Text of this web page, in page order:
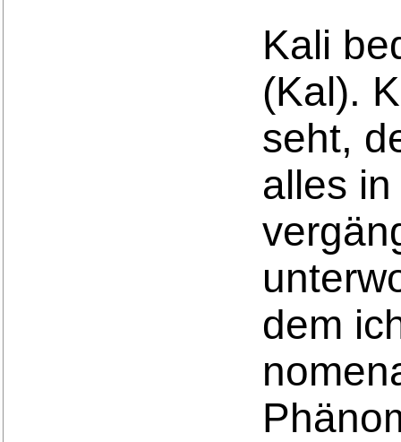
Kali
(Kal).
seht,
alles
dem